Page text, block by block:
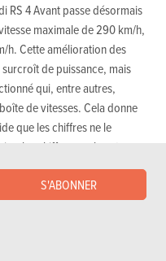
S'ABONNER
RS 4 Avant passe désormais
maximale de 290 km/h,
h. Cette amélioration des
de puissance, mais
qui, entre autres,
de vitesses. Cela donne
que les chiffres ne le
les chiffres cool sont
conduite. Cela commence
un peu plus dans les tours
RS inédit et à
moteur et le cockpit, le son
et 8 kg sont